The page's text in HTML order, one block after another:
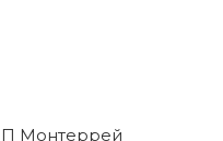
Монтеррей